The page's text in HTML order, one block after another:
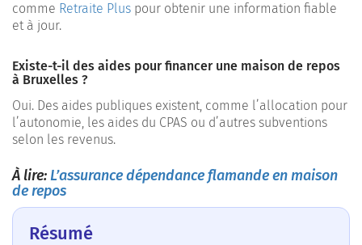
comme Retraite Plus pour obtenir une information fiable
et à jour.
Existe-t-il des aides pour financer une maison de repos
à Bruxelles ?
Oui. Des aides publiques existent, comme l’allocation pour
l’autonomie, les aides du CPAS ou d’autres subventions
selon les revenus.
À lire:L’assurance dépendance flamande en maison
de repos
Résumé